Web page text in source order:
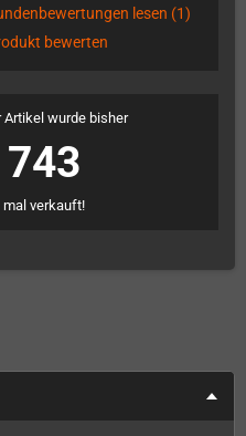
lesen (1)
bewerten
Artikel wurde bisher
743
mal verkauft!